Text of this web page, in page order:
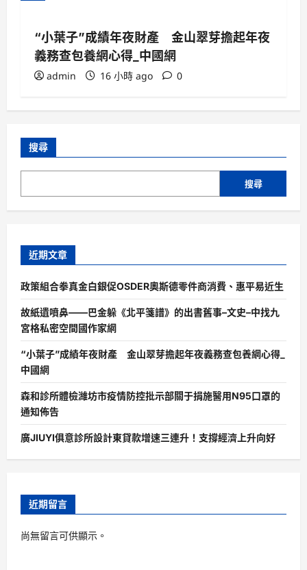
“小葉子”成績年夜財產 金山翠芽擔起年夜
義務查包養網心得_中國網
admin 16 小時 ago 0
搜尋
搜尋
近期文章
政策組合拳真金白銀促OSDER奧斯德零件商消費、惠平易近生
故紙遺噴鼻——巴金躲《北平箋譜》的出書舊事–文史–中找九
宮格私密空間國作家網
“小葉子”成績年夜財產 金山翠芽擔起年夜義務查包養網心得_
中國網
森和診所體檢濰坊市疫情防控批示部關于捐施醫用N95口罩的
通知佈告
廣JIUYI俱意診所設計東貸款增速三連升！支撐經濟上升向好
近期留言
尚無留言可供顯示。